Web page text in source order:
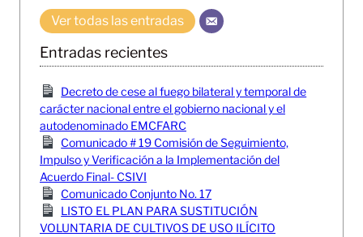
Ver todas las entradas
Entradas recientes
Decreto de cese al fuego bilateral y temporal de
carácter nacional entre el gobierno nacional y el
autodenominado EMCFARC
Comunicado # 19 Comisión de Seguimiento,
Impulso y Verificación a la Implementación del
Acuerdo Final- CSIVI
Comunicado Conjunto No. 17
LISTO EL PLAN PARA SUSTITUCIÓN
VOLUNTARIA DE CULTIVOS DE USO ILÍCITO